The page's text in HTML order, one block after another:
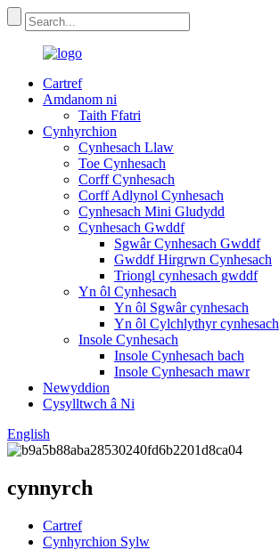
Cartref
Amdanom ni
Taith Ffatri
Cynhyrchion
Cynhesach Llaw
Toe Cynhesach
Corff Cynhesach
Corff Adlynol Cynhesach
Cynhesach Mini Gludydd
Cynhesach Gwddf
Sgwâr Cynhesach Gwddf
Gwddf Hirgrwn Cynhesach
Triongl cynhesach gwddf
Yn ôl Cynhesach
Yn ôl Sgwâr cynhesach
Yn ôl Cylchlythyr cynhesach
Insole Cynhesach
Insole Cynhesach bach
Insole Cynhesach mawr
Newyddion
Cysylltwch â Ni
English
cynnyrch
Cartref
Cynhyrchion Sylw